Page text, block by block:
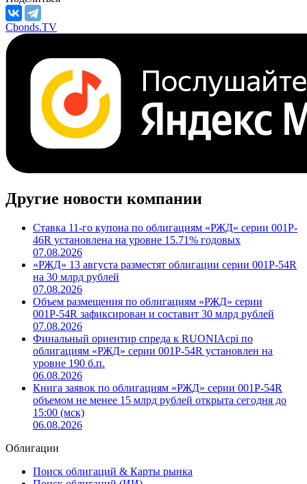
М/S&P/F
***/
Поделиться
Cbonds.TV
Другие новости компании
Ставка 11-го купона по облигациям «РЖД» серии 001P-
46R установлена на уровне 15.71% годовых
07.08.2026
«РЖД» 13 августа разместят облигации серии 001Р-54R
на 30 млрд рублей
07.08.2026
Объем размещения по облигациям «РЖД» серии
001Р-54R зафиксирован и составит 30 млрд рублей
07.08.2026
Финальный ориентир спреда к RUONIAсрi по
облигациям «РЖД» серии 001Р-54R установлен на
уровне 190 б.п.
06.08.2026
объемом не менее 15 млрд рублей открыта сегодня до
06.08.2026